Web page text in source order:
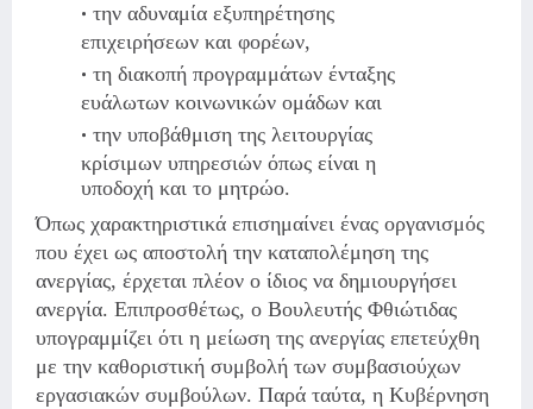
την αδυναμία εξυπηρέτησης
επιχειρήσεων και φορέων,
τη διακοπή προγραμμάτων ένταξης
ευάλωτων κοινωνικών ομάδων και
την υποβάθμιση της λειτουργίας
κρίσιμων υπηρεσιών όπως είναι η
υποδοχή και το μητρώο.
Όπως χαρακτηριστικά επισημαίνει ένας οργανισμός
που έχει ως αποστολή την καταπολέμηση της
ανεργίας, έρχεται πλέον ο ίδιος να δημιουργήσει
ανεργία. Επιπροσθέτως, ο Βουλευτής Φθιώτιδας
υπογραμμίζει ότι η μείωση της ανεργίας επετεύχθη
με την καθοριστική συμβολή των συμβασιούχων
εργασιακών συμβούλων. Παρά ταύτα, η Κυβέρνηση